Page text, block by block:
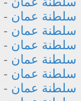
سلطنة عمان -
سلطنة عمان -
سلطنة عمان -
سلطنة عمان -
سلطنة عمان -
سلطنة عمان -